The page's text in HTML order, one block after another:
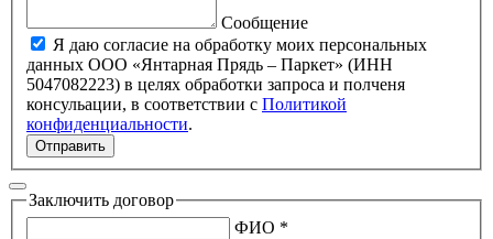
Сообщение
Я даю согласие на обработку моих персональных
данных ООО «Янтарная Прядь – Паркет» (ИНН
5047082223) в целях обработки запроса и полченя
консульации, в соответствии с Политикой
конфиденциальности.
Отправить
Заключить договор
ФИО *